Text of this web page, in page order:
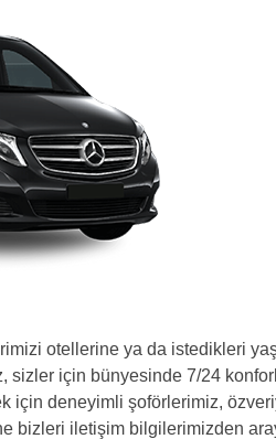
otellerine ya da istedikleri
sizler için bünyesinde 7/24
için deneyimli şoförlerimiz,
bizleri iletişim bilgilerimizden